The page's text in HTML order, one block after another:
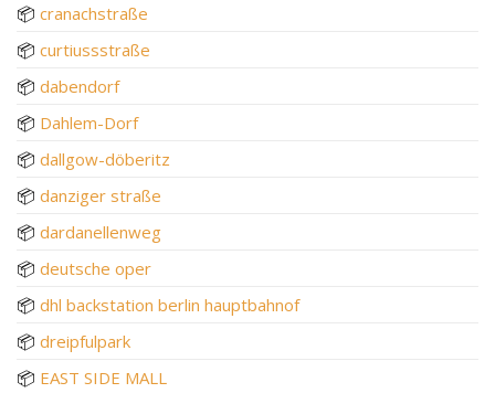
📦 cranachstraße
📦 curtiussstraße
📦 dabendorf
📦 Dahlem-Dorf
📦 dallgow-döberitz
📦 danziger straße
📦 dardanellenweg
📦 deutsche oper
📦 dhl backstation berlin hauptbahnof
📦 dreipfulpark
📦 EAST SIDE MALL